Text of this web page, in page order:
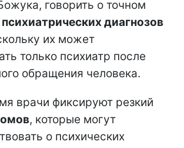
говорить о точном
психиатрических диагнозов
их может
только психиатр после
обращения человека.
врачи фиксируют резкий
, которые могут
о психических